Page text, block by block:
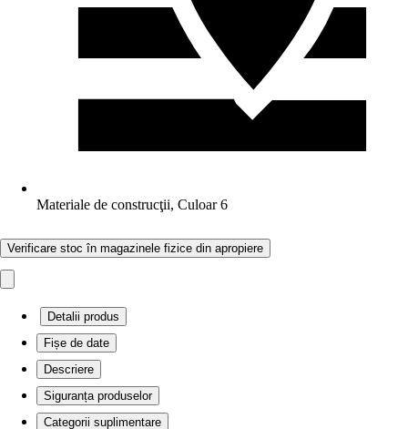
Materiale de construcţii, Culoar 6
Verificare stoc în magazinele fizice din apropiere
Detalii produs
Fișe de date
Descriere
Siguranța produselor
Categorii suplimentare